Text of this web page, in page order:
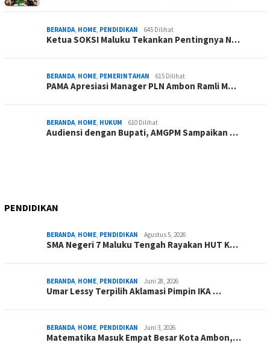
BERANDA, HOME, PENDIDIKAN 645 Dilihat
Ketua SOKSI Maluku Tekankan Pentingnya N…
BERANDA, HOME, PEMERINTAHAN 615 Dilihat
PAMA Apresiasi Manager PLN Ambon Ramli M…
BERANDA, HOME, HUKUM 610 Dilihat
Audiensi dengan Bupati, AMGPM Sampaikan …
PENDIDIKAN
BERANDA, HOME, PENDIDIKAN Agustus 5, 2026
SMA Negeri 7 Maluku Tengah Rayakan HUT K…
BERANDA, HOME, PENDIDIKAN Juni 28, 2026
Umar Lessy Terpilih Aklamasi Pimpin IKA …
BERANDA, HOME, PENDIDIKAN Juni 3, 2026
Matematika Masuk Empat Besar Kota Ambon,…